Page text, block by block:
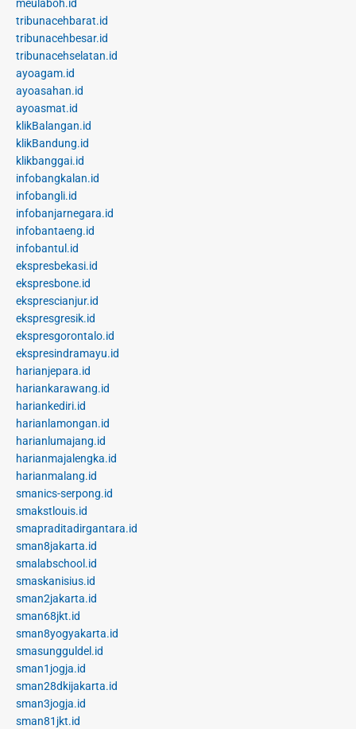
meulaboh.id
tribunacehbarat.id
tribunacehbesar.id
tribunacehselatan.id
ayoagam.id
ayoasahan.id
ayoasmat.id
klikBalangan.id
klikBandung.id
klikbanggai.id
infobangkalan.id
infobangli.id
infobanjarnegara.id
infobantaeng.id
infobantul.id
ekspresbekasi.id
ekspresbone.id
eksprescianjur.id
ekspresgresik.id
ekspresgorontalo.id
ekspresindramayu.id
harianjepara.id
hariankarawang.id
hariankediri.id
harianlamongan.id
harianlumajang.id
harianmajalengka.id
harianmalang.id
smanics-serpong.id
smakstlouis.id
smapraditadirgantara.id
sman8jakarta.id
smalabschool.id
smaskanisius.id
sman2jakarta.id
sman68jkt.id
sman8yogyakarta.id
smasungguldel.id
sman1jogja.id
sman28dkijakarta.id
sman3jogja.id
sman81jkt.id